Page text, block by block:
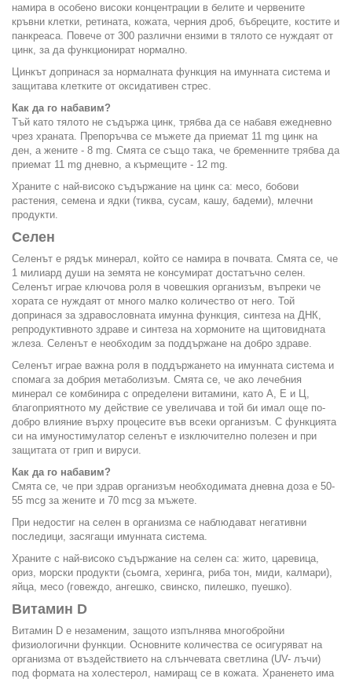
намира в особено високи концентрации в белите и червените
кръвни клетки, ретината, кожата, черния дроб, бъбреците, костите и
панкреаса. Повече от 300 различни ензими в тялото се нуждаят от
цинк, за да функционират нормално.
Цинкът допринася за нормалната функция на имунната система и
защитава клетките от оксидативен стрес.
Как да го набавим?
Тъй като тялото не съдържа цинк, трябва да се набавя ежедневно
чрез храната. Препоръчва се мъжете да приемат 11 mg цинк на
ден, а жените - 8 mg. Смята се също така, че бременните трябва да
приемат 11 mg дневно, а кърмещите - 12 mg.
Храните с най-високо съдържание на цинк са: месо, бобови
растения, семена и ядки (тиква, сусам, кашу, бадеми), млечни
продукти.
Селен
Селенът е рядък минерал, който се намира в почвата. Смята се, че
1 милиард души на земята не консумират достатъчно селен.
Селенът играе ключова роля в човешкия организъм, въпреки че
хората се нуждаят от много малко количество от него. Той
допринася за здравословната имунна функция, синтеза на ДНК,
репродуктивното здраве и синтеза на хормоните на щитовидната
жлеза. Селенът е необходим за поддържане на добро здраве.
Селенът играе важна роля в поддържането на имунната система и
спомага за добрия метаболизъм. Смята се, че ако лечебния
минерал се комбинира с определени витамини, като А, Е и Ц,
благоприятното му действие се увеличава и той би имал още по-
добро влияние върху процесите във всеки организъм. С функцията
си на имуностимулатор селенът е изключително полезен и при
защитата от грип и вируси.
Как да го набавим?
Смята се, че при здрав организъм необходимата дневна доза е 50-
55 mcg за жените и 70 mcg за мъжете.
При недостиг на селен в организма се наблюдават негативни
последици, засягащи имунната система.
Храните с най-високо съдържание на селен са: жито, царевица,
ориз, морски продукти (сьомга, херинга, риба тон, миди, калмари),
яйца, месо (говеждо, ангешко, свинско, пилешко, пуешко).
Витамин D
Витамин D е незаменим, защото изпълнява многобройни
физиологични функции. Основните количества се осигуряват на
организма от въздействието на слънчевата светлина (UV- лъчи)
под формата на холестерол, намиращ се в кожата. Храненето има